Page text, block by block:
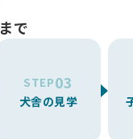
で
STEP03
犬舎の見学